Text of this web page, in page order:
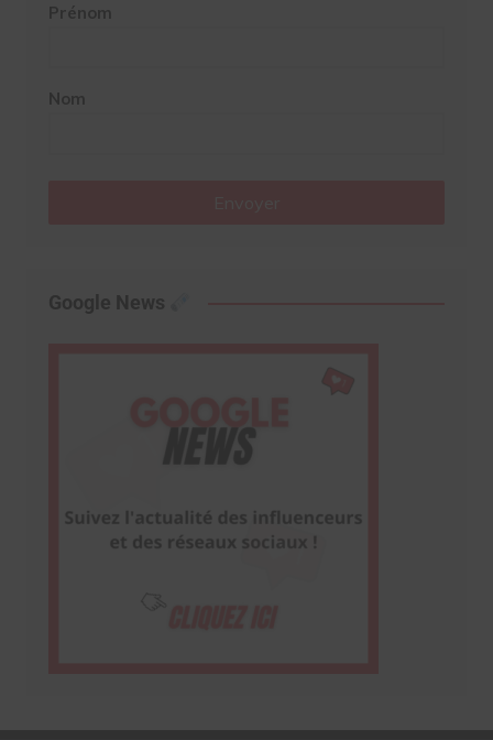
Prénom
Nom
Google News